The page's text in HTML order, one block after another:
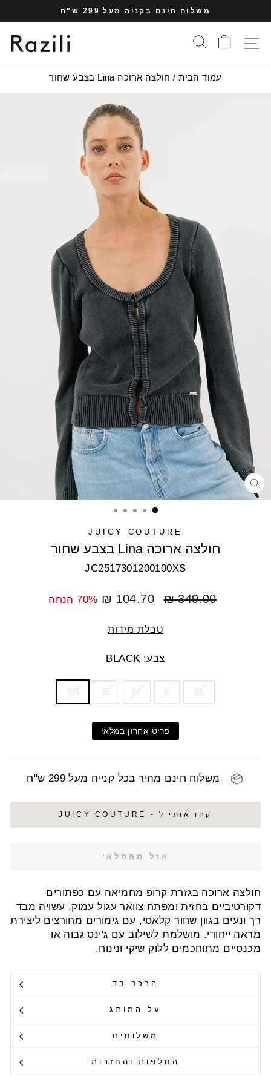
לתוכן
עצרי
משלוח חינם בקניה מעל 299 ש"ח
תפריט אתרסל הקניות
עמוד הבית / חולצה ארוכה Lina בצבע שחור
סגור
(ESC)
JUICY COUTURE
חולצה ארוכה Lina בצבע שחור
JC2517301200100XS
מחיר
349.00 ₪
מחיר
104.70 ₪ 70% הנחה
טבלת מידות
צבע: BLACK
XS S M L XL
פריט אחרון במלאי
משלוח חינם מהיר בכל קנייה מעל 299 ש"ח
קחו אותי ל - JUICY COUTURE
אזל מהמלאי
חולצה ארוכה בגזרת קרופ מחמיאה עם כפתורים
דקורטיביים בחזית ומפתח צוואר עגול עמוק. עשויה מבד
רך ונעים בגוון שחור קלאסי, עם גימורים מחורצים ליצירת
מראה ייחודי. מושלמת לשילוב עם ג'ינס גבוה או
מכנסיים מתוחכמים ללוק שיקי ונינוח.
הרכב בד
על המותג
משלוחים
החלפות והחזרות